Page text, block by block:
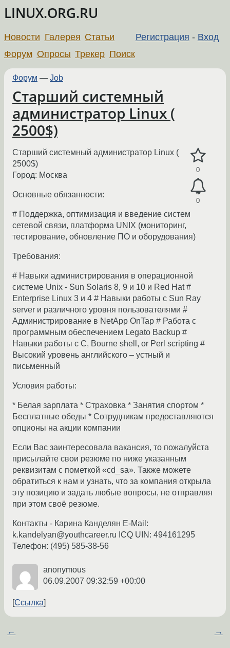
LINUX.ORG.RU
Регистрация - Вход
Новости Галерея Статьи
Форум Опросы Трекер Поиск
Форум — Job
Старший системный
администратор Linux (
2500$)
0
0
Старший системный администратор Linux (
2500$)
Город: Москва
Основные обязанности:
# Поддержка, оптимизация и введение систем
сетевой связи, платформа UNIX (мониторинг,
тестирование, обновление ПО и оборудования)
Требования:
# Навыки администрирования в операционной
системе Unix - Sun Solaris 8, 9 и 10 и Red Hat #
Enterprise Linux 3 и 4 # Навыки работы с Sun Ray
server и различного уровня пользователями #
Администрирование в NetApp OnTap # Работа с
программным обеспечением Legato Backup #
Навыки работы с C, Bourne shell, or Perl scripting #
Высокий уровень английского – устный и
письменный
Условия работы:
* Белая зарплата * Страховка * Занятия спортом *
Бесплатные обеды * Сотрудникам предоставляются
опционы на акции компании
Если Вас заинтересовала вакансия, то пожалуйста
присылайте свои резюме по ниже указанным
реквизитам с пометкой «cd_sa». Также можете
обратиться к нам и узнать, что за компания открыла
эту позицию и задать любые вопросы, не отправляя
при этом своё резюме.
Контакты - Карина Канделян E-Mail:
k.kandelyan@youthcareer.ru ICQ UIN: 494161295
Телефон: (495) 585-38-56
anonymous
06.09.2007 09:32:59 +00:00
Ссылка
← →